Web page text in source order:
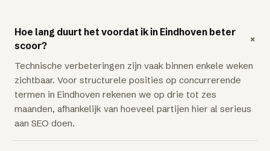
Hoe lang duurt het voordat ik in Eindhoven beter
scoor?
+
Technische verbeteringen zijn vaak binnen enkele weken
zichtbaar. Voor structurele posities op concurrerende
termen in Eindhoven rekenen we op drie tot zes
maanden, afhankelijk van hoeveel partijen hier al serieus
aan SEO doen.